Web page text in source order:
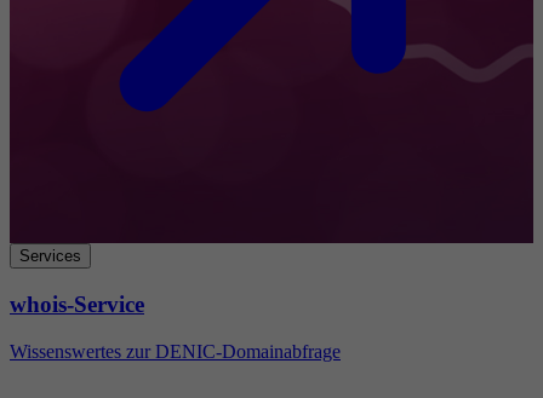
Services
whois-Service
Wissenswertes zur DENIC-Domainabfrage